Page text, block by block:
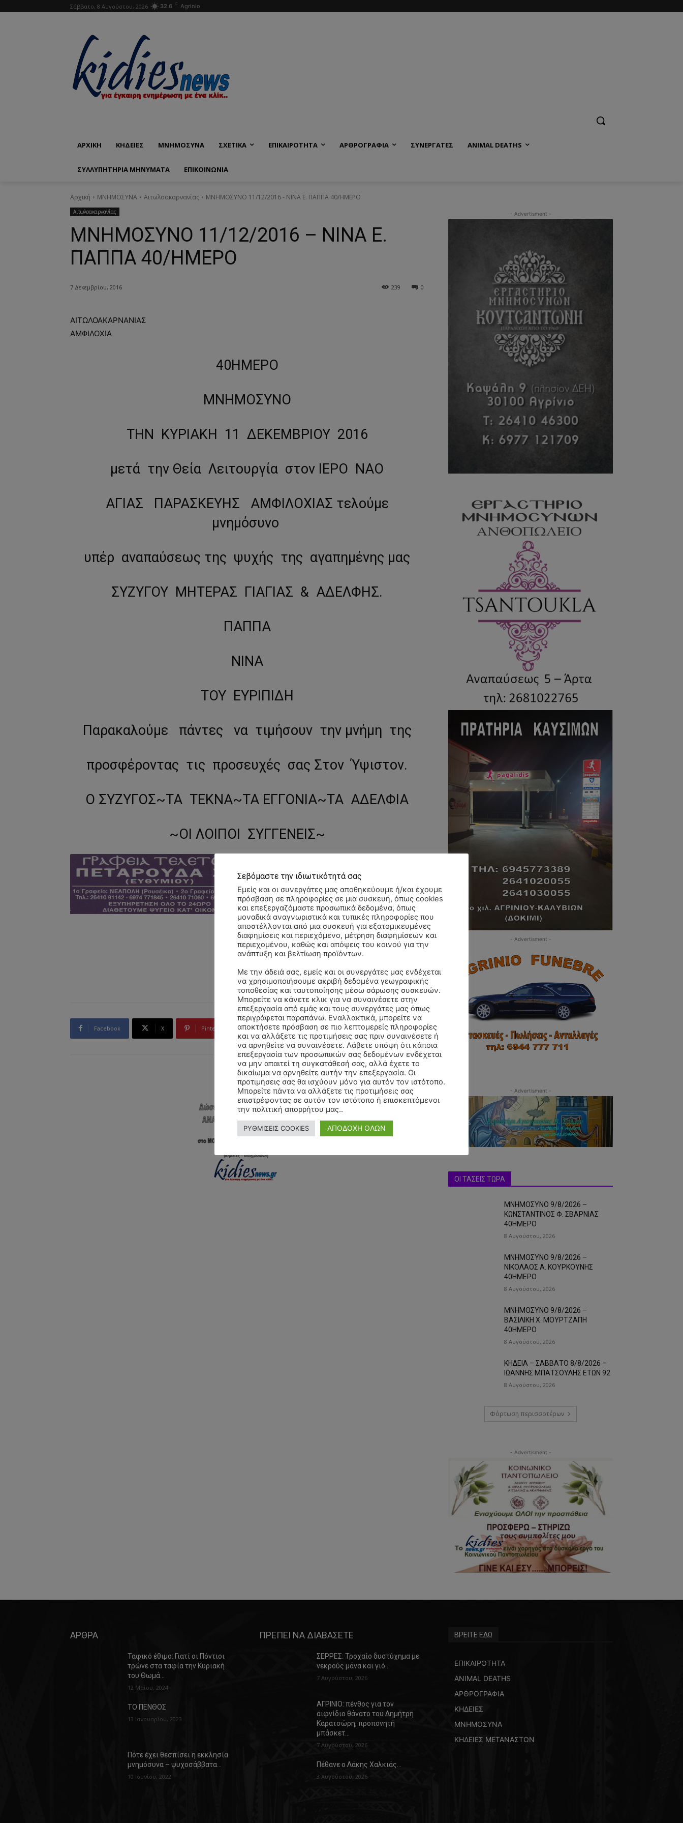
Σάββατο, 8 Αυγούστου, 2026 32.6 C Agrinio
ΑΡΧΙΚΗ ΚΗΔΕΙΕΣ ΜΝΗΜΟΣΥΝΑ ΣΧΕΤΙΚΑ ΕΠΙΚΑΙΡΟΤΗΤΑ ΑΡΘΡΟΓΡΑΦΙΑ ΣΥΝΕΡΓΑΤΕΣ ANIMAL DEATHS
ΣΥΛΛΥΠΗΤΗΡΙΑ ΜΗΝΥΜΑΤΑ ΕΠΙΚΟΙΝΩΝΊΑ
Αρχική ΜΝΗΜΟΣΥΝΑ Αιτωλοακαρνανίας ΜΝΗΜΟΣΥΝΟ 11/12/2016 - ΝΙΝΑ Ε. ΠΑΠΠΑ 40/ΗΜΕΡΟ
Αιτωλοακαρνανίας
ΜΝΗΜΟΣΥΝΟ 11/12/2016 – ΝΙΝΑ Ε.
ΠΑΠΠΑ 40/ΗΜΕΡΟ
7 Δεκεμβρίου, 2016 0
239
ΑΙΤΩΛΟΑΚΑΡΝΑΝΙΑΣ
ΑΜΦΙΛΟΧΙΑ
40ΗΜΕΡΟ
ΜΝΗΜΟΣΥΝΟ
ΤΗΝ ΚΥΡΙΑΚΗ 11 ΔΕΚΕΜΒΡΙΟΥ 2016
μετά την Θεία Λειτουργία στον ΙΕΡΟ ΝΑΟ
ΑΓΙΑΣ ΠΑΡΑΣΚΕΥΗΣ ΑΜΦΙΛΟΧΙΑΣ τελούμε
μνημόσυνο
υπέρ αναπαύσεως της ψυχής της αγαπημένης μας
ΣΥΖΥΓΟΥ ΜΗΤΕΡΑΣ ΓΙΑΓΙΑΣ & ΑΔΕΛΦΗΣ.
ΠΑΠΠΑ
ΝΙΝΑ
ΤΟΥ ΕΥΡΙΠΙΔΗ
Παρακαλούμε πάντες να τιμήσουν την μνήμη της
προσφέροντας τις προσευχές σας Στον Ύψιστον.
Ο ΣΥΖΥΓΟΣ~ΤΑ ΤΕΚΝΑ~ΤΑ ΕΓΓΟΝΙΑ~ΤΑ ΑΔΕΛΦΙΑ
~ΟΙ ΛΟΙΠΟΙ ΣΥΓΓΕΝΕΙΣ~
Facebook X Pinterest WhatsApp
- Advertisment -
- Advertisment -
- Advertisment -
ΟΙ ΤΑΣΕΙΣ ΤΩΡΑ
ΜΝΗΜΟΣΥΝΟ 9/8/2026 –
ΚΩΝΣΤΑΝΤΙΝΟΣ Φ. ΣΒΑΡΝΙΑΣ
40ΗΜΕΡΟ
8 Αυγούστου, 2026
ΜΝΗΜΟΣΥΝΟ 9/8/2026 –
ΝΙΚΟΛΑΟΣ Α. ΚΟΥΡΚΟΥΝΗΣ
40ΗΜΕΡΟ
8 Αυγούστου, 2026
ΜΝΗΜΟΣΥΝΟ 9/8/2026 –
ΒΑΣΙΛΙΚΗ Χ. ΜΟΥΡΤΖΑΠΗ
40ΗΜΕΡΟ
8 Αυγούστου, 2026
ΚΗΔΕΙΑ – ΣΑΒΒΑΤΟ 8/8/2026 –
ΙΩΑΝΝΗΣ ΜΠΑΤΣΟΥΛΗΣ ΕΤΩΝ 92
8 Αυγούστου, 2026
Φόρτωση περισσοτέρων
- Advertisment -
ΑΡΘΡΑ
Ταφικό έθιμο: Γιατί οι Πόντιοι
τρώνε στα ταφία την Κυριακή
του Θωμά…
12 Μαΐου, 2024
ΤΟ ΠΕΝΘΟΣ
13 Ιανουαρίου, 2023
Πότε έχει θεσπίσει η εκκλησία
μνημόσυνα – ψυχοσάββατα…
10 Ιουνίου, 2022
ΠΡΕΠΕΙ ΝΑ ΔΙΑΒΑΣΕΤΕ
ΣΕΡΡΕΣ: Τροχαίο δυστύχημα με
νεκρούς μάνα και γιό…
7 Αυγούστου, 2026
ΑΓΡΙΝΙΟ: πένθος για τον
αιφνίδιο θάνατο του Δημήτρη
Καρατσώρη, προπονητή
μπάσκετ…
7 Αυγούστου, 2026
Πέθανε ο Λάκης Χαλκιάς…
3 Αυγούστου, 2026
ΒΡΕΙΤΕ ΕΔΩ
ΕΠΙΚΑΙΡΟΤΗΤΑ
ANIMAL DEATHS
ΑΡΘΡΟΓΡΑΦΙΑ
ΚΗΔΕΙΕΣ
ΜΝΗΜΟΣΥΝΑ
ΚΗΔΕΙΕΣ ΜΕΤΑΝΑΣΤΩΝ
Σεβόμαστε την ιδιωτικότητά σας
Εμείς και οι συνεργάτες μας αποθηκεύουμε ή/και έχουμε
πρόσβαση σε πληροφορίες σε μια συσκευή, όπως cookies
και επεξεργαζόμαστε προσωπικά δεδομένα, όπως
μοναδικά αναγνωριστικά και τυπικές πληροφορίες που
αποστέλλονται από μια συσκευή για εξατομικευμένες
διαφημίσεις και περιεχόμενο, μέτρηση διαφημίσεων και
περιεχομένου, καθώς και απόψεις του κοινού για την
ανάπτυξη και βελτίωση προϊόντων.
Με την άδειά σας, εμείς και οι συνεργάτες μας ενδέχεται
να χρησιμοποιήσουμε ακριβή δεδομένα γεωγραφικής
τοποθεσίας και ταυτοποίησης μέσω σάρωσης συσκευών.
Μπορείτε να κάνετε κλικ για να συναινέσετε στην
επεξεργασία από εμάς και τους συνεργάτες μας όπως
περιγράφεται παραπάνω. Εναλλακτικά, μπορείτε να
αποκτήσετε πρόσβαση σε πιο λεπτομερείς πληροφορίες
και να αλλάξετε τις προτιμήσεις σας πριν συναινέσετε ή
να αρνηθείτε να συναινέσετε. Λάβετε υπόψη ότι κάποια
επεξεργασία των προσωπικών σας δεδομένων ενδέχεται
να μην απαιτεί τη συγκατάθεσή σας, αλλά έχετε το
δικαίωμα να αρνηθείτε αυτήν την επεξεργασία. Οι
προτιμήσεις σας θα ισχύουν μόνο για αυτόν τον ιστότοπο.
Μπορείτε πάντα να αλλάξετε τις προτιμήσεις σας
επιστρέφοντας σε αυτόν τον ιστότοπο ή επισκεπτόμενοι
την πολιτική απορρήτου μας..
ΡΥΘΜΙΣΕΙΣ COOKIES ΑΠΟΔΟΧΗ ΟΛΩΝ